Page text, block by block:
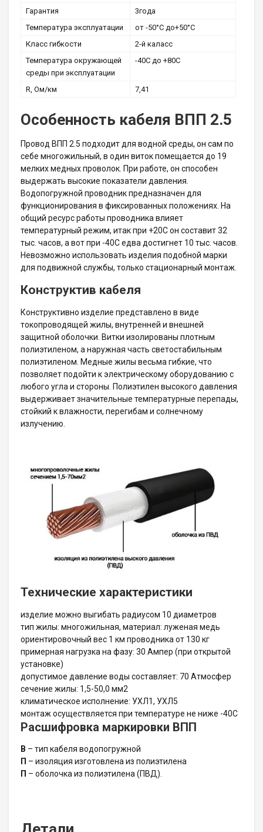
Гарантия
3года
Температура эксплуатации
от -50°С до+50°С
Класс гибкости
2-й каласс
Температура окружающей
среды при эксплуатации
-40С до +80С
R, Ом/км 7,41
Особенность кабеля ВПП 2.5
Провод ВПП 2.5 подходит для водной среды, он сам по
себе многожильный, в один виток помещается до 19
мелких медных проволок. При работе, он способен
выдержать высокие показатели давления.
Водопогружной проводник предназначен для
функционирования в фиксированных положениях. На
общий ресурс работы проводника влияет
температурный режим, итак при +20С он составит 32
тыс. часов, а вот при -40С едва достигнет 10 тыс. часов.
Невозможно использовать изделия подобной марки
для подвижной службы, только стационарный монтаж.
Конструктив кабеля
Конструктивно изделие представлено в виде
токопроводящей жилы, внутренней и внешней
защитной оболочки. Витки изолированы плотным
полиэтиленом, а наружная часть светостабильным
полиэтиленом. Медные жилы весьма гибкие, что
позволяет подойти к электрическому оборудованию с
любого угла и стороны. Полиэтилен высокого давления
выдерживает значительные температурные перепады,
стойкий к влажности, перегибам и солнечному
излучению.
Технические характеристики
изделие можно выгибать радиусом 10 диаметров
тип жилы: многожильная, материал: луженая медь
ориентировочный вес 1 км проводника от 130 кг
примерная нагрузка на фазу: 30 Ампер (при открытой
установке)
допустимое давление воды составляет: 70 Атмосфер
сечение жилы: 1,5-50,0 мм2
климатическое исполнение: УХЛ1, УХЛ5
монтаж осуществляется при температуре не ниже -40С
Расшифровка маркировки ВПП
В – тип кабеля водопогружной
П – изоляция изготовлена из полиэтилена
П – оболочка из полиэтилена (ПВД).